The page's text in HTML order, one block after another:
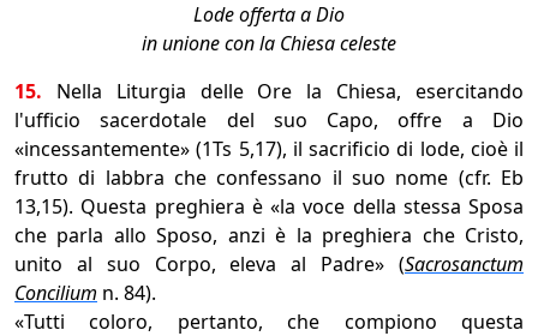
Lode offerta a Dio
in unione con la Chiesa celeste
15. Nella Liturgia delle Ore la Chiesa, esercitando
l'ufficio sacerdotale del suo Capo, offre a Dio
«incessantemente» (1Ts 5,17), il sacrificio di lode, cioè il
frutto di labbra che confessano il suo nome (cfr. Eb
13,15). Questa preghiera è «la voce della stessa Sposa
che parla allo Sposo, anzi è la preghiera che Cristo,
unito al suo Corpo, eleva al Padre» (Sacrosanctum
Concilium n. 84).
«Tutti coloro, pertanto, che compiono questa